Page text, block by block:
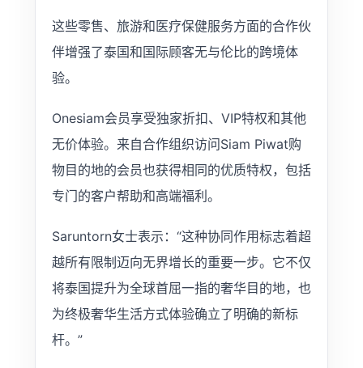
这些零售、旅游和医疗保健服务方面的合作伙
伴增强了泰国和国际顾客无与伦比的跨境体
验。
Onesiam会员享受独家折扣、VIP特权和其他
无价体验。来自合作组织访问Siam Piwat购
物目的地的会员也获得相同的优质特权，包括
专门的客户帮助和高端福利。
Saruntorn女士表示：“这种协同作用标志着超
越所有限制迈向无界增长的重要一步。它不仅
将泰国提升为全球首屈一指的奢华目的地，也
为终极奢华生活方式体验确立了明确的新标
杆。”